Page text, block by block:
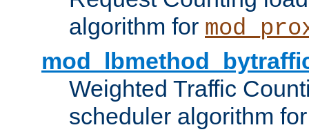
algorithm for
Weighted Traffic
scheduler algorithm for